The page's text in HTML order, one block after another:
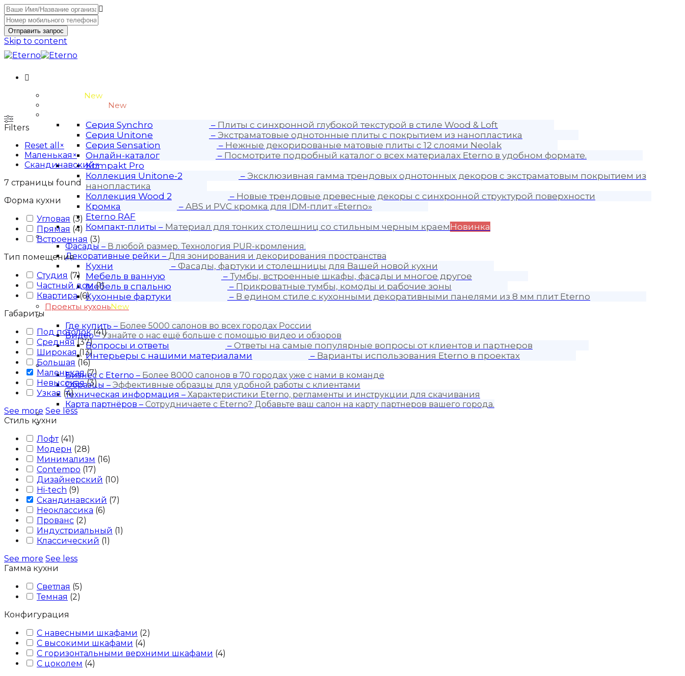
Отправить запрос
Skip to content
New
New
Серия Synchro – Плиты с синхронной глубокой текстурой в стиле Wood & Loft
Серия Unitone
– Экстраматовые однотонные плиты с покрытием из нанопластика
Серия Sensation
– Нежные декорированые матовые плиты с 12 слоями Neolak
Онлайн-каталог
– Посмотрите подробный каталог о всех материалах Eterno в удобном формате.
Kompakt Pro
Коллекция Unitone-2
– Эксклюзивная гамма трендовых однотонных декоров с экстраматовым покрытием из
нанопластика
Коллекция Wood 2
– Новые трендовые древесные декоры с синхронной структурой поверхности
Кромка
– ABS и PVC кромка для IDM-плит «Eterno»
Eterno RAF
Компакт-плиты – Материал для тонких столешниц со стильным черным краемНовинка
Продукция
Фасады – В любой размер. Технология PUR-кромления.
Декоративные рейки – Для зонирования и декорирования пространства
Кухни – Фасады, фартуки и столешницы для Вашей новой кухни
Мебель в ванную
– Тумбы, встроенные шкафы, фасады и многое другое
Мебель в спальню
– Прикроватные тумбы, комоды и рабочие зоны
Кухонные фартуки
– В едином стиле с кухонными декоративными панелями из 8 мм плит Eterno
Проекты кухоньNew
Где купить – Более 5000 салонов во всех городах России
Видео–Узнайте о нас ещё больше с помощью видео и обзоров
Вопросы и ответы – Ответы на самые популярные вопросы от клиентов и партнеров
Интерьеры с нашими материалами
– Варианты использования Eterno в проектах
Для бизнеса
Бизнес с Eternо – Более 8000 салонов в 70 городах уже с нами в команде
Образцы – Эффективные образцы для удобной работы с клиентами
Техническая информация – Характеристики Eterno, регламенты и инструкции для скачивания
Карта партнёров – Сотрудничаете с Eterno? Добавьте ваш салон на карту партнеров вашего города.
Блог
Контакты
Filters
Reset all
×
Маленькая ×
Скандинавский×
7 страницы found
Форма кухни
Угловая (3)
Прямая (4)
Встроенная (3)
Тип помещения
Студия (7)
Частный дом (1)
Квартира (6)
Габариты
Под потолок (41)
Средняя (37)
Широкая (13)
Большая (16)
Маленькая (7)
Невысокая (3)
Узкая (4)
See more See less
Стиль кухни
Лофт (41)
Модерн (28)
Минимализм (16)
Contempo (17)
Дизайнерский (10)
Hi-tech (9)
Скандинавский (7)
Неоклассика (6)
Прованс (2)
Индустриальный (1)
Классический (1)
See more See less
Гамма кухни
Светлая (5)
Темная (2)
Конфигурация
С навесными шкафами (2)
С высокими шкафами (4)
С горизонтальными верхними шкафами (4)
С цоколем (4)